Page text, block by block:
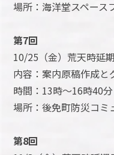
場所：海洋堂スペース
第7回
10/25（金）荒天時延
内容：案内原稿作成と
時間：13時～16時40分
場所：後免町防災コミ
第8回